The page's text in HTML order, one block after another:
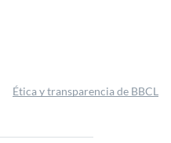
Ética y transparencia de BBCL